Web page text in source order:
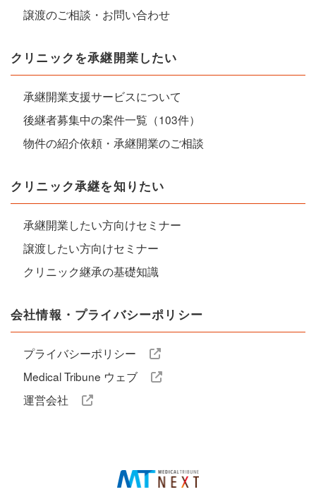
譲渡のご相談・お問い合わせ
クリニックを承継開業したい
承継開業支援サービスについて
後継者募集中の案件一覧（103件）
物件の紹介依頼・承継開業のご相談
クリニック承継を知りたい
承継開業したい方向けセミナー
譲渡したい方向けセミナー
クリニック継承の基礎知識
会社情報・プライバシーポリシー
プライバシーポリシー
Medical Tribune ウェブ
運営会社